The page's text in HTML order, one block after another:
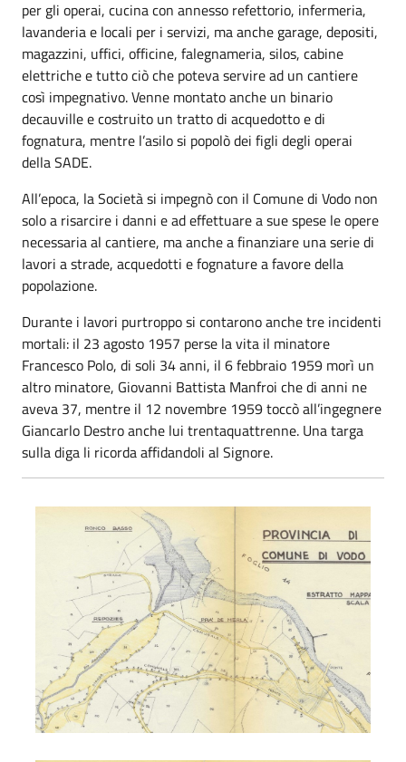
per gli operai, cucina con annesso refettorio, infermeria,
lavanderia e locali per i servizi, ma anche garage, depositi,
magazzini, uffici, officine, falegnameria, silos, cabine
elettriche e tutto ciò che poteva servire ad un cantiere
così impegnativo. Venne montato anche un binario
decauville e costruito un tratto di acquedotto e di
fognatura, mentre l’asilo si popolò dei figli degli operai
della SADE.
All’epoca, la Società si impegnò con il Comune di Vodo non
solo a risarcire i danni e ad effettuare a sue spese le opere
necessaria al cantiere, ma anche a finanziare una serie di
lavori a strade, acquedotti e fognature a favore della
popolazione.
Durante i lavori purtroppo si contarono anche tre incidenti
mortali: il 23 agosto 1957 perse la vita il minatore
Francesco Polo, di soli 34 anni, il 6 febbraio 1959 morì un
altro minatore, Giovanni Battista Manfroi che di anni ne
aveva 37, mentre il 12 novembre 1959 toccò all’ingegnere
Giancarlo Destro anche lui trentaquattrenne. Una targa
sulla diga li ricorda affidandoli al Signore.
Costruzione diga